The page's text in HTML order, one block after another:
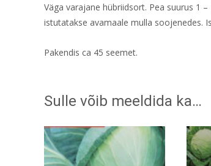
Väga varajane hübriidsort. Pea suurus 1
istutatakse avamaale mulla soojenedes.
Pakendis ca 45 seemet.
Sulle võib meeldida ka…